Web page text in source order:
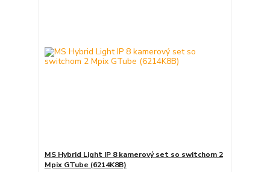
MS Hybrid Light IP 8 kamerový set so switchom 2
Mpix GTube (6214K8B)